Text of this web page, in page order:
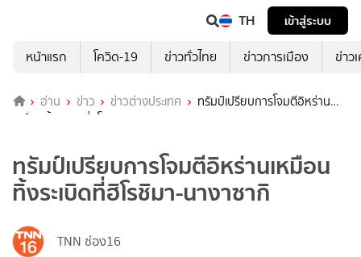
TH
เข้าสู่ระบบ
หน้าแรก
โควิด-19 ข่าวทั่วไทย ข่าวการเมือง ข่าว
อ่าน ข่าว ข่าวต่างประเทศ
ทรัมป์เปรียบการโจมตีอิหร่าน
เหมือนทิ้งระเบิดที่ฮิโรชิมา-นางาซากิ
ทรัมป์เปรียบการโจมตีอิหร่านเหมือน
ทิ้งระเบิดที่ฮิโรชิมา-นางาซากิ
TNN ช่อง16